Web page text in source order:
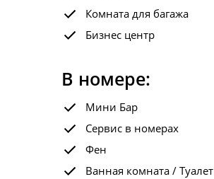
Комната для багажа
Бизнес центр
В номере:
Мини Бар
Сервис в номерах
Фен
Ванная комната / Туалет